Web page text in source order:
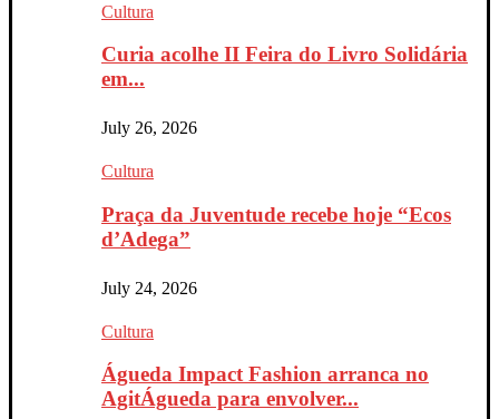
Cultura
Curia acolhe II Feira do Livro Solidária
em...
July 26, 2026
Cultura
Praça da Juventude recebe hoje “Ecos
d’Adega”
July 24, 2026
Cultura
Águeda Impact Fashion arranca no
AgitÁgueda para envolver...